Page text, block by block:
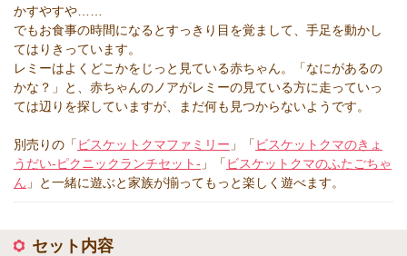
かすやすや……
でもお食事の時間になるとすっきり目を覚まして、手足を動かし
てはりきっています。
レミーはよくどこかをじっと見ている赤ちゃん。「なにがあるの
かな？」と、赤ちゃんのノアがレミーの見ている方に走っていっ
ては辺りを探していますが、まだ何も見つからないようです。
別売りの「 ビスケットクマファミリー 」「 ビスケットクマのきょ
うだい-ピクニックランチセット- 」「 ビスケットクマのふたごちゃ
ん 」と一緒に遊ぶと家族が揃ってもっと楽しく遊べます。
セット内容